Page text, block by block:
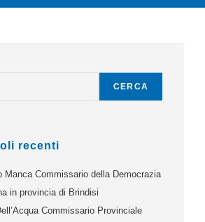
CERCA
recenti
Manca Commissario della Democrazia
in provincia di Brindisi
Commissario Provinciale